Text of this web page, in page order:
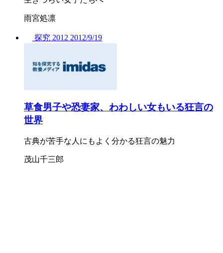
雨宮処凛
探究 2012 2012/9/19
草食男子や恐妻家、わわしい女もいる狂言の
世界
古典が苦手な人にもよく分かる狂言の魅力
茂山千三郎